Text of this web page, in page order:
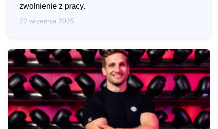
zwolnienie z pracy.
22 września 2025